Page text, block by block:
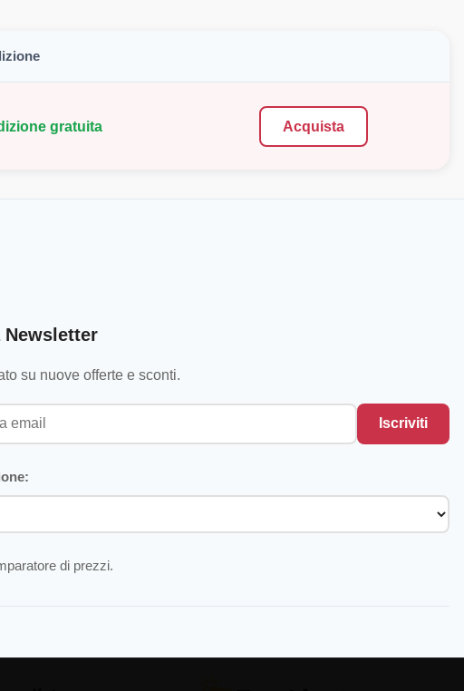
gratuita Acquista
su nuove offerte e sconti.
Iscriviti
di prezzi.